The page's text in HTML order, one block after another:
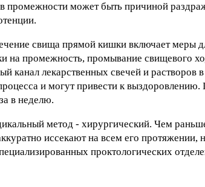
промежности может быть причиной
свища прямой кишки включает меры
на промежность, промывание свищевого
канал лекарственных свечей и
и могут привести к
в неделю.
метод - хирургический. Чем
иссекают на всем его
проктологических